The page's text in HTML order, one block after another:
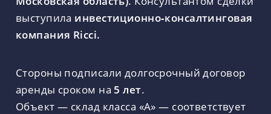
выступила инвестиционно‑консалтинговая
компания Ricci.
Стороны подписали долгосрочный договор
аренды сроком на 5 лет.
Объект — склад класса «А» — соответствует